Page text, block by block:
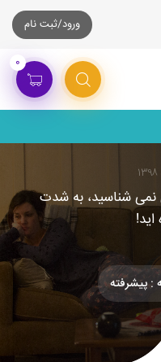
ورود/ثبت نام
۰
نمی شناسید، به شدت
: پیشرفته